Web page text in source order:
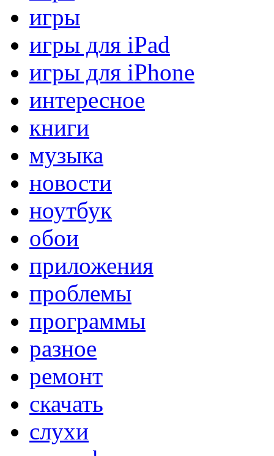
игры
игры для iPad
игры для iPhone
интересное
книги
музыка
новости
ноутбук
обои
приложения
проблемы
программы
разное
ремонт
скачать
слухи